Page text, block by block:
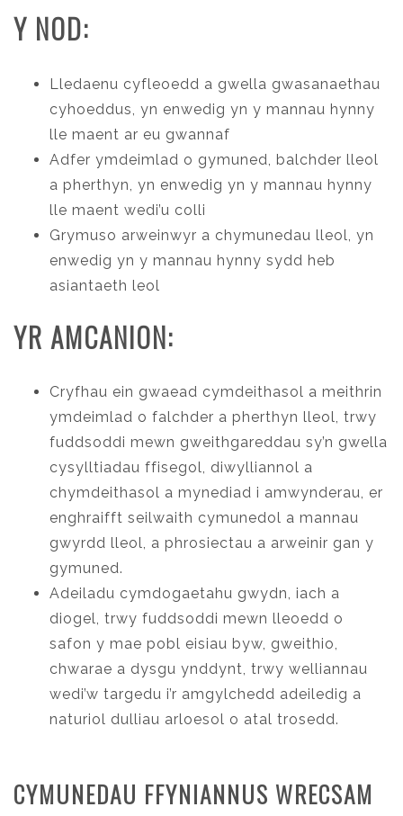
Y NOD:
Lledaenu cyfleoedd a gwella gwasanaethau
cyhoeddus, yn enwedig yn y mannau hynny
lle maent ar eu gwannaf
Adfer ymdeimlad o gymuned, balchder lleol
a pherthyn, yn enwedig yn y mannau hynny
lle maent wedi’u colli
Grymuso arweinwyr a chymunedau lleol, yn
enwedig yn y mannau hynny sydd heb
asiantaeth leol
YR AMCANION:
Cryfhau ein gwaead cymdeithasol a meithrin
ymdeimlad o falchder a pherthyn lleol, trwy
fuddsoddi mewn gweithgareddau sy’n gwella
cysylltiadau ffisegol, diwylliannol a
chymdeithasol a mynediad i amwynderau, er
enghraifft seilwaith cymunedol a mannau
gwyrdd lleol, a phrosiectau a arweinir gan y
gymuned.
Adeiladu cymdogaetahu gwydn, iach a
diogel, trwy fuddsoddi mewn lleoedd o
safon y mae pobl eisiau byw, gweithio,
chwarae a dysgu ynddynt, trwy welliannau
wedi’w targedu i’r amgylchedd adeiledig a
naturiol dulliau arloesol o atal trosedd.
CYMUNEDAU FFYNIANNUS WRECSAM